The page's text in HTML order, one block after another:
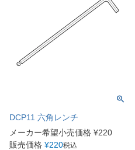
DCP11 六角レンチ
メーカー希望小売価格 ¥220
販売価格 ¥220税込